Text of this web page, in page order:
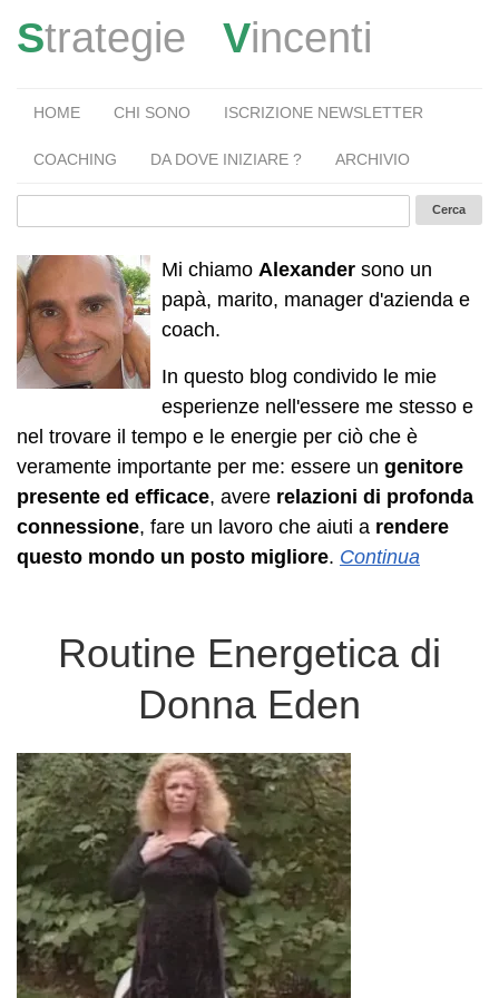
Strategie Vincenti
HOME CHI SONO ISCRIZIONE NEWSLETTER
COACHING DA DOVE INIZIARE ? ARCHIVIO
Mi chiamo Alexander sono un
papà, marito, manager d'azienda e
coach.
In questo blog condivido le mie
esperienze nell'essere me stesso e
nel trovare il tempo e le energie per ciò che è
veramente importante per me: essere un genitore
presente ed efficace, avere relazioni di profonda
connessione, fare un lavoro che aiuti a rendere
questo mondo un posto migliore. Continua
Routine Energetica di
Donna Eden